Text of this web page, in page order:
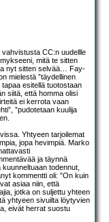
CC:n uudellle
mitä te sitten
nyt sitten selvää… Fay-
mielestä ”täydellinen
esitellä tuotostaan
siitä, että homma olisi
ei kerrota vaan
”pudotetaan kuulija
Yhtyeen tarjoilemat
jopa hevimpiä. Marko
ja täynnä
todennut,
kommentti oli: ”On kuin
asiaa niin, että
jotka on suljettu yhteen
yhtyeen sivuilta löytyvien
eivät herrat suostu